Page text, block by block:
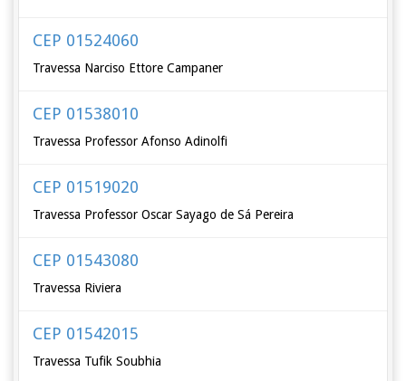
CEP 01524060
Travessa Narciso Ettore Campaner
CEP 01538010
Travessa Professor Afonso Adinolfi
CEP 01519020
Travessa Professor Oscar Sayago de Sá Pereira
CEP 01543080
Travessa Riviera
CEP 01542015
Travessa Tufik Soubhia